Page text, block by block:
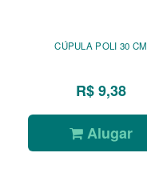
CÚPULA POLI 30 CM
R$ 9,38
Alugar